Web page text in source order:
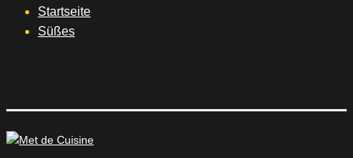
Startseite
Süßes